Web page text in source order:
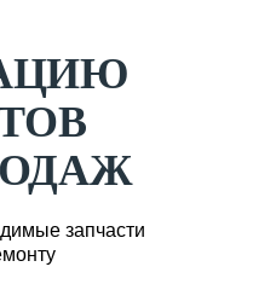
запчасти